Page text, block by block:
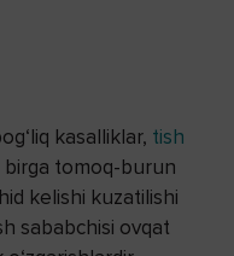
kasalliklar, tish
birga tomoq-burun
kelishi kuzatilishi
sababchisi ovqat